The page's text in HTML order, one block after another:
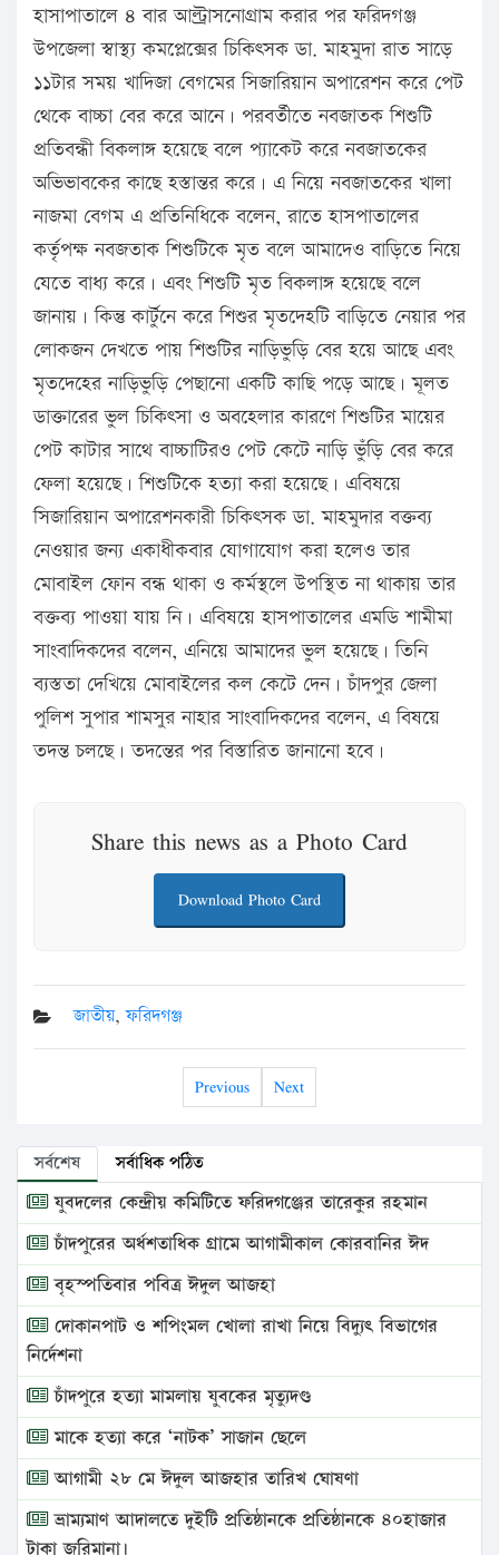
হাসাপাতালে ৪ বার আল্ট্রাসনোগ্রাম করার পর ফরিদগঞ্জ
উপজেলা স্বাস্থ্য কমপ্লেক্সের চিকিৎসক ডা. মাহমুদা রাত সাড়ে
১১টার সময় খাদিজা বেগমের সিজারিয়ান অপারেশন করে পেট
থেকে বাচ্চা বের করে আনে। পরবর্তীতে নবজাতক শিশুটি
প্রতিবন্ধী বিকলাঙ্গ হয়েছে বলে প্যাকেট করে নবজাতকের
অভিভাবকের কাছে হস্তান্তর করে। এ নিয়ে নবজাতকের খালা
নাজমা বেগম এ প্রতিনিধিকে বলেন, রাতে হাসপাতালের
কর্তৃপক্ষ নবজতাক শিশুটিকে মৃত বলে আমাদেও বাড়িতে নিয়ে
যেতে বাধ্য করে। এবং শিশুটি মৃত বিকলাঙ্গ হয়েছে বলে
জানায়। কিন্তু কার্টুনে করে শিশুর মৃতদেহটি বাড়িতে নেয়ার পর
লোকজন দেখতে পায় শিশুটির নাড়িভুড়ি বের হয়ে আছে এবং
মৃতদেহের নাড়িভুড়ি পেছানো একটি কাছি পড়ে আছে। মূলত
ডাক্তারের ভুল চিকিৎসা ও অবহেলার কারণে শিশুটির মায়ের
পেট কাটার সাথে বাচ্চাটিরও পেট কেটে নাড়ি ভুঁড়ি বের করে
ফেলা হয়েছে। শিশুটিকে হত্যা করা হয়েছে। এবিষয়ে
সিজারিয়ান অপারেশনকারী চিকিৎসক ডা. মাহমুদার বক্তব্য
নেওয়ার জন্য একাধীকবার যোগাযোগ করা হলেও তার
মোবাইল ফোন বন্ধ থাকা ও কর্মস্থলে উপস্থিত না থাকায় তার
বক্তব্য পাওয়া যায় নি। এবিষয়ে হাসপাতালের এমডি শামীমা
সাংবাদিকদের বলেন, এনিয়ে আমাদের ভুল হয়েছে। তিনি
ব্যস্ততা দেখিয়ে মোবাইলের কল কেটে দেন। চাঁদপুর জেলা
পুলিশ সুপার শামসুর নাহার সাংবাদিকদের বলেন, এ বিষয়ে
তদন্ত চলছে। তদন্তের পর বিস্তারিত জানানো হবে।
Share this news as a Photo Card
Download Photo Card
জাতীয়,ফরিদগঞ্জ
Previous Next
সর্বশেষ সর্বাধিক পঠিত
যুবদলের কেন্দ্রীয় কমিটিতে ফরিদগঞ্জের তারেকুর রহমান
চাঁদপুরের অর্ধশতাধিক গ্রামে আগামীকাল কোরবানির ঈদ
বৃহস্পতিবার পবিত্র ঈদুল আজহা
দোকানপাট ও শপিংমল খোলা রাখা নিয়ে বিদ্যুৎ বিভাগের
নির্দেশনা
চাঁদপুরে হত্যা মামলায় যুবকের মৃত্যুদণ্ড
মাকে হত্যা করে ‘নাটক’ সাজান ছেলে
আগামী ২৮ মে ঈদুল আজহার তারিখ ঘোষণা
ভ্রাম্যমাণ আদালতে দুইটি প্রতিষ্ঠানকে প্রতিষ্ঠানকে ৪০হাজার
টাকা জরিমানা।